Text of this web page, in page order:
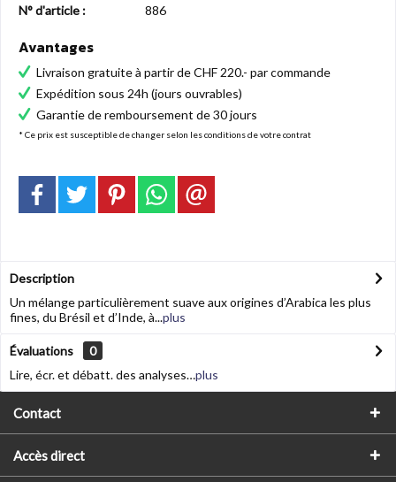
N° d'article : 886
Avantages
Livraison gratuite à partir de CHF 220.- par commande
Expédition sous 24h (jours ouvrables)
Garantie de remboursement de 30 jours
* Ce prix est susceptible de changer selon les conditions de votre contrat
Description
Un mélange particulièrement suave aux origines d’Arabica les plus
fines, du Brésil et d’Inde, à...plus
Évaluations
0
Lire, écr. et débatt. des analyses…plus
Contact
Accès direct